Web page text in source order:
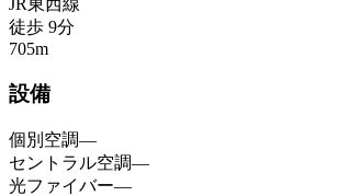
JR東西線
徒歩 9分
705m
設備
個別空調—
セントラル空調—
光ファイバー—